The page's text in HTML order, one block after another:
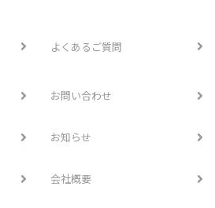
よくあるご質問
お問い合わせ
お知らせ
会社概要